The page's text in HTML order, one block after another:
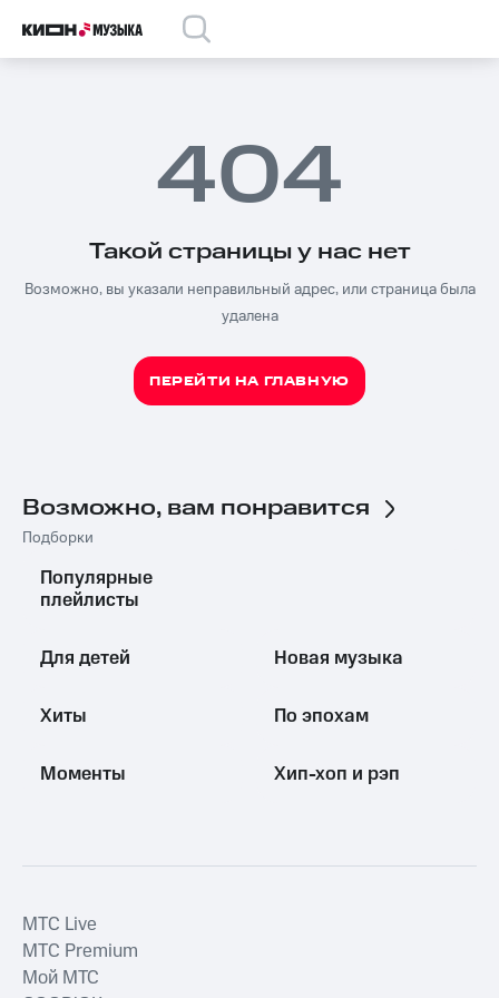
404
Такой страницы у нас нет
Возможно, вы указали неправильный адрес, или страница была
удалена
ПЕРЕЙТИ НА ГЛАВНУЮ
Возможно, вам понравится
Подборки
Популярные
плейлисты
Для детей Новая музыка
Хиты По эпохам
Моменты Хип-хоп и рэп
MTС Live
MTС Premium
Мой МТС